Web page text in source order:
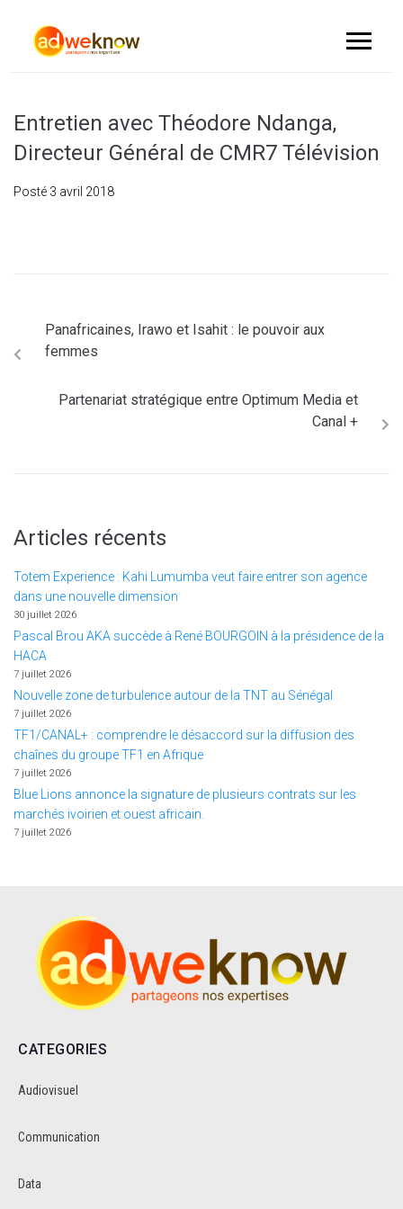
Entretien avec Théodore Ndanga,
Directeur Général de CMR7 Télévision
Posté 3 avril 2018
Panafricaines, Irawo et Isahit : le pouvoir aux
femmes
Partenariat stratégique entre Optimum Media et
Canal +
Articles récents
Totem Experience : Kahi Lumumba veut faire entrer son agence
dans une nouvelle dimension
30 juillet 2026
Pascal Brou AKA succède à René BOURGOIN à la présidence de la
HACA
7 juillet 2026
Nouvelle zone de turbulence autour de la TNT au Sénégal
7 juillet 2026
TF1/CANAL+ : comprendre le désaccord sur la diffusion des
chaînes du groupe TF1 en Afrique
7 juillet 2026
Blue Lions annonce la signature de plusieurs contrats sur les
marchés ivoirien et ouest africain.
7 juillet 2026
CATEGORIES
Audiovisuel
Communication
Data